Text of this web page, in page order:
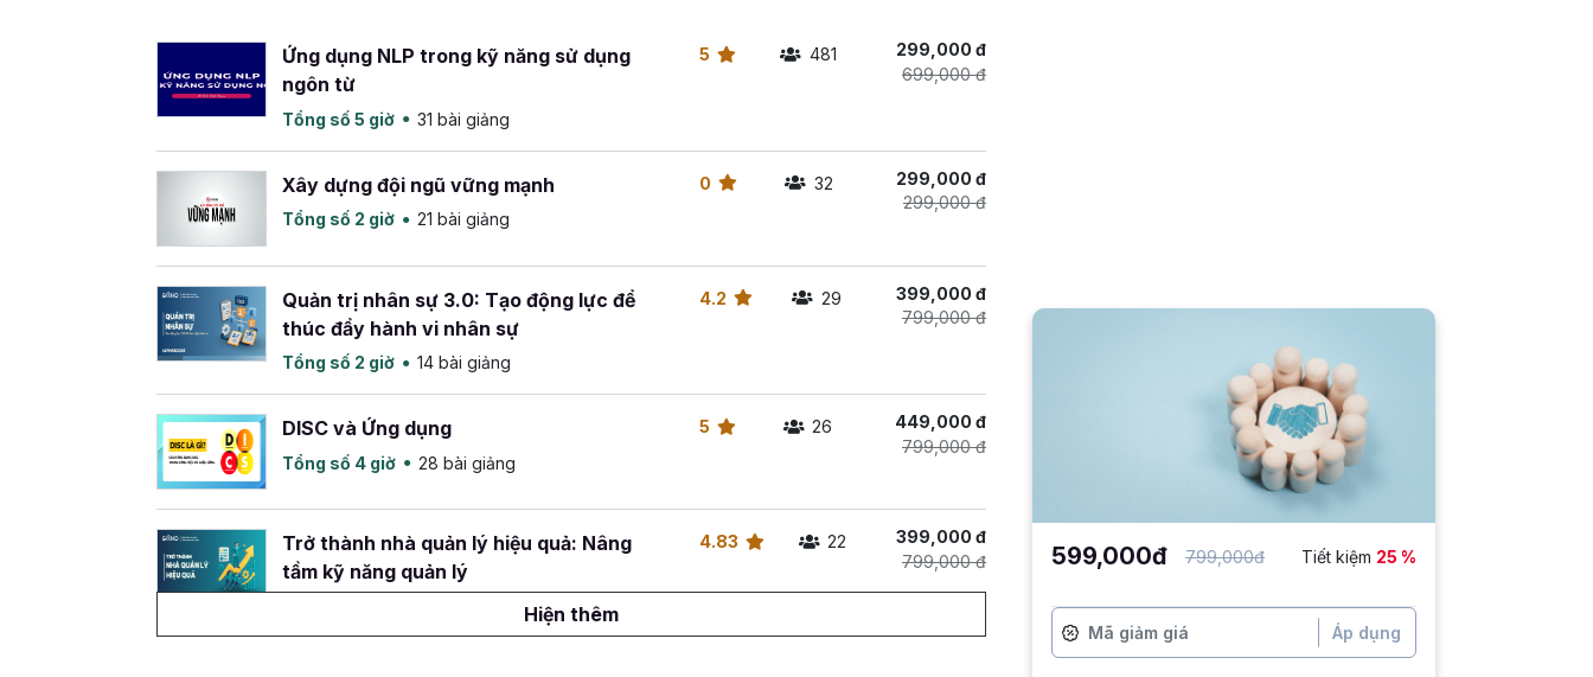
Ứng dụng NLP trong kỹ năng sử dụng
ngôn từ
Tổng số 5 giờ 31 bài giảng
5 481
299,000 đ
699,000 đ
Xây dựng đội ngũ vững mạnh
Tổng số 2 giờ 21 bài giảng
0 32
299,000 đ
299,000 đ
Quản trị nhân sự 3.0: Tạo động lực để
thúc đẩy hành vi nhân sự
Tổng số 2 giờ 14 bài giảng
4.2 29
399,000 đ
799,000 đ
DISC và Ứng dụng
Tổng số 4 giờ 28 bài giảng
5 26
449,000 đ
799,000 đ
Trở thành nhà quản lý hiệu quả: Nâng
tầm kỹ năng quản lý
4.83 22
399,000 đ
799,000 đ
Hiện thêm
599,000đ 799,000đ Tiết kiệm 25 %
Áp dụng